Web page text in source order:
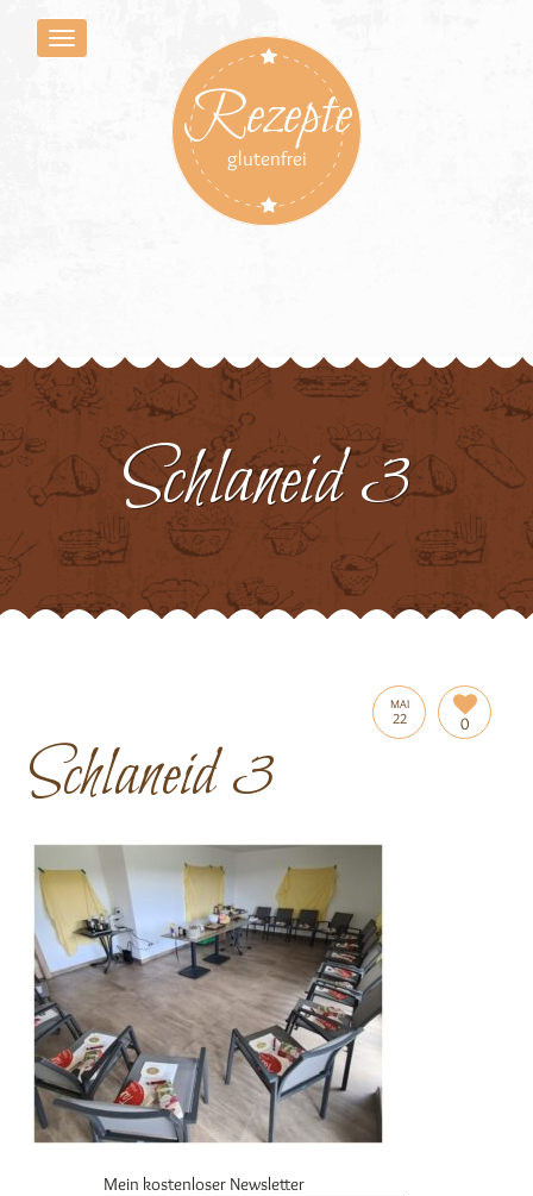
Rezepte
glutenfrei
Schlaneid 3
MAI
22 0
Schlaneid 3
Mein kostenloser Newsletter